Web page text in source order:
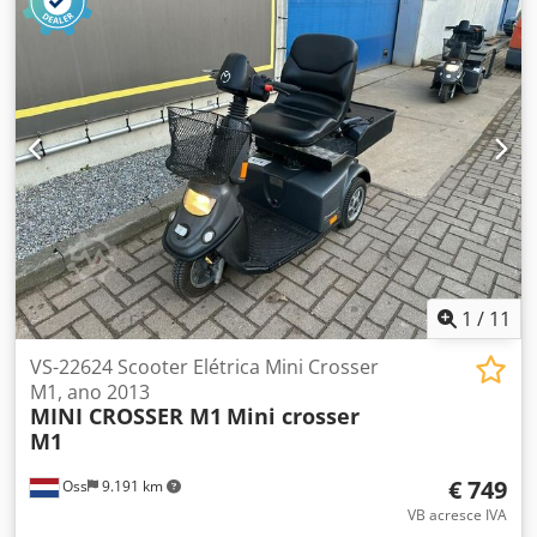
ponto de mudança, sistema de calhas interior, 2 peças
(calha central), airbags laterais dianteiros, banco dianteiro
esquerdo com ajuste mecânico em altura, viseiras de sol
com espelho, suspensão desportiva, bancos desportivos
dianteiros, botão de arranque/paragem, puxadores das
portas interiores cromados, vidros com proteção térmica
escurecidos.
1 / 11
Oss 9.191 km
VS-22624 Scooter Elétrica Mini Crosser
M1, ano 2013
MINI CROSSER M1 Mini crosser
M1
€ 749
VB acresce IVA